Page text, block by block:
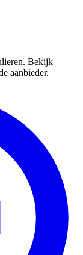
Bekijk
aanbieder.